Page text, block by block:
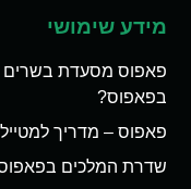
מידע שימושי
פאפוס מסעדת בשרים
בפאפוס?
פאפוס – מדריך
שדרת המלכים בפאפוס